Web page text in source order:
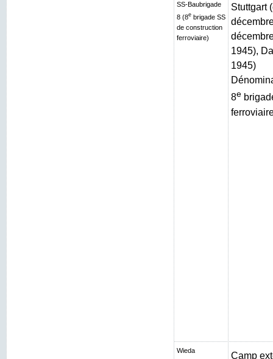
SS-Baubrigade
8 (8e brigade SS
de construction
ferroviaire)
Stuttgart
1945),
1945)
8e
Wieda
Camp